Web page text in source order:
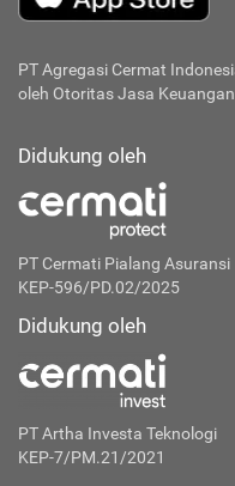
PT Agregasi Cermat
oleh Otoritas Jasa
Didukung oleh
PT Cermati Pialang Asuransi
KEP-596/PD.02/2025
Didukung oleh
PT Artha Investa Teknologi
KEP-7/PM.21/2021